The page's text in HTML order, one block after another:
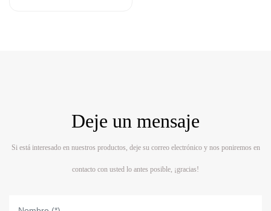
Deje un mensaje
Si está interesado en nuestros productos, deje su correo electrónico y nos poniremos en
contacto con usted lo antes posible, ¡gracias!